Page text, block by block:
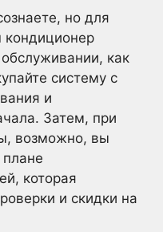
но для
кондиционер
как
систему с
и
Затем, при
возможно, вы
которая
и скидки на